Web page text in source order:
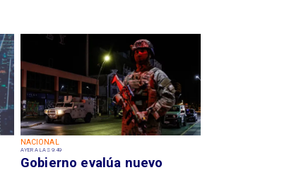
NACIONAL
AYER A LAS 9:49
Gobierno evalúa nuevo